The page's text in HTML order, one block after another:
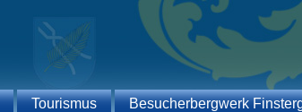
Tourismus Besucherbergwerk